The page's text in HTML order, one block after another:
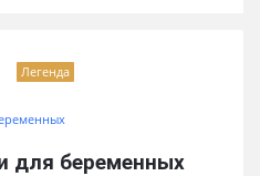
Легенда
для беременных